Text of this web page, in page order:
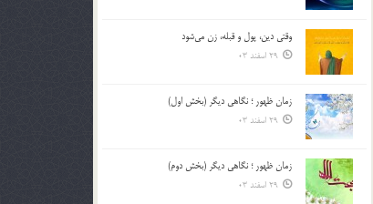
وقتی دین، پول و قبله، زن می‌شود
29 اسفند 03
زمان ظهور ؛ نگاهی دیگر (بخش اول)
29 اسفند 03
زمان ظهور ؛ نگاهی دیگر (بخش دوم)
29 اسفند 03